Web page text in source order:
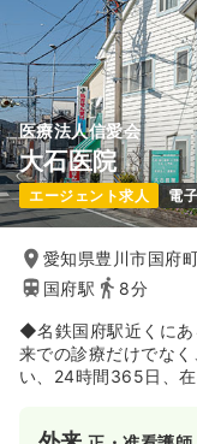
4週8休以上
オ
月給33万円以上可
気に
外来正・准看護師
日勤のみ（常勤）
給与 22.5〜31.6
※一例
年間休日120日
医療法人信愛会
大石医院
エージェント求人 電
愛知県豊川市国府
国府駅
8分
◆名鉄国府駅近くにあ
来での診療だけでな
い、24時間365日、在